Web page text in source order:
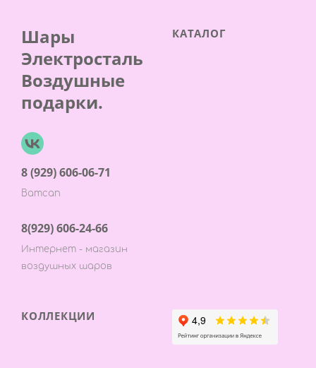
Шары
Электросталь
Воздушные
подарки.
8 (929) 606-06-71
Ватсап
8(929) 606-24-66
Интернет - магазин
воздушных шаров
КАТАЛОГ
КОЛЛЕКЦИИ